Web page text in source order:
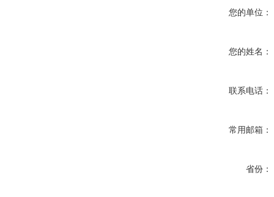
您的单位：
您的姓名：
联系电话：
常用邮箱：
省份：